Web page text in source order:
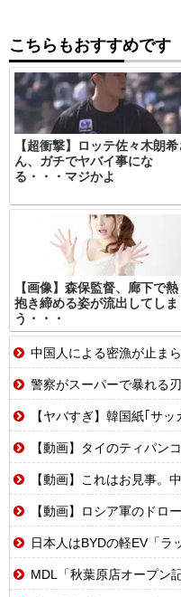
こちらもおすすめです
【超衝撃】ロッテ佐々木朗希
ん、ガチでヤバイ事にな
る・・・マジかよ
【画像】森保監督、廊下で熱
抱き締める姿が流出してしま
う・・・
中国人による密漁が止ま
警察がスーパーで暴れる
【ヤバすぎ】韓国紙｢サッカー韓
【動画】タイのティパン
【動画】これはお見事。中
【動画】ロシア軍のドローン
日本人はBYDの軽EV「ラッコ
MDL「秋葉原店オープン記念！キーボード900台・